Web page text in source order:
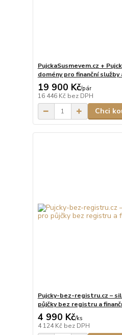
PujckaSusmevem.cz +
domény pro finanční služby
19 900 Kč/pár
16 446 Kč bez DPH
Chci
Pujcky-bez-registru.cz –
půjčky bez registru a
4 990 Kč/ks
4 124 Kč bez DPH